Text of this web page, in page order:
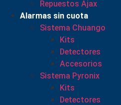
Repuestos Ajax
Alarmas sin cuota
Sistema Chuango
Kits
Detectores
Accesorios
Sistema Pyronix
Kits
Detectores